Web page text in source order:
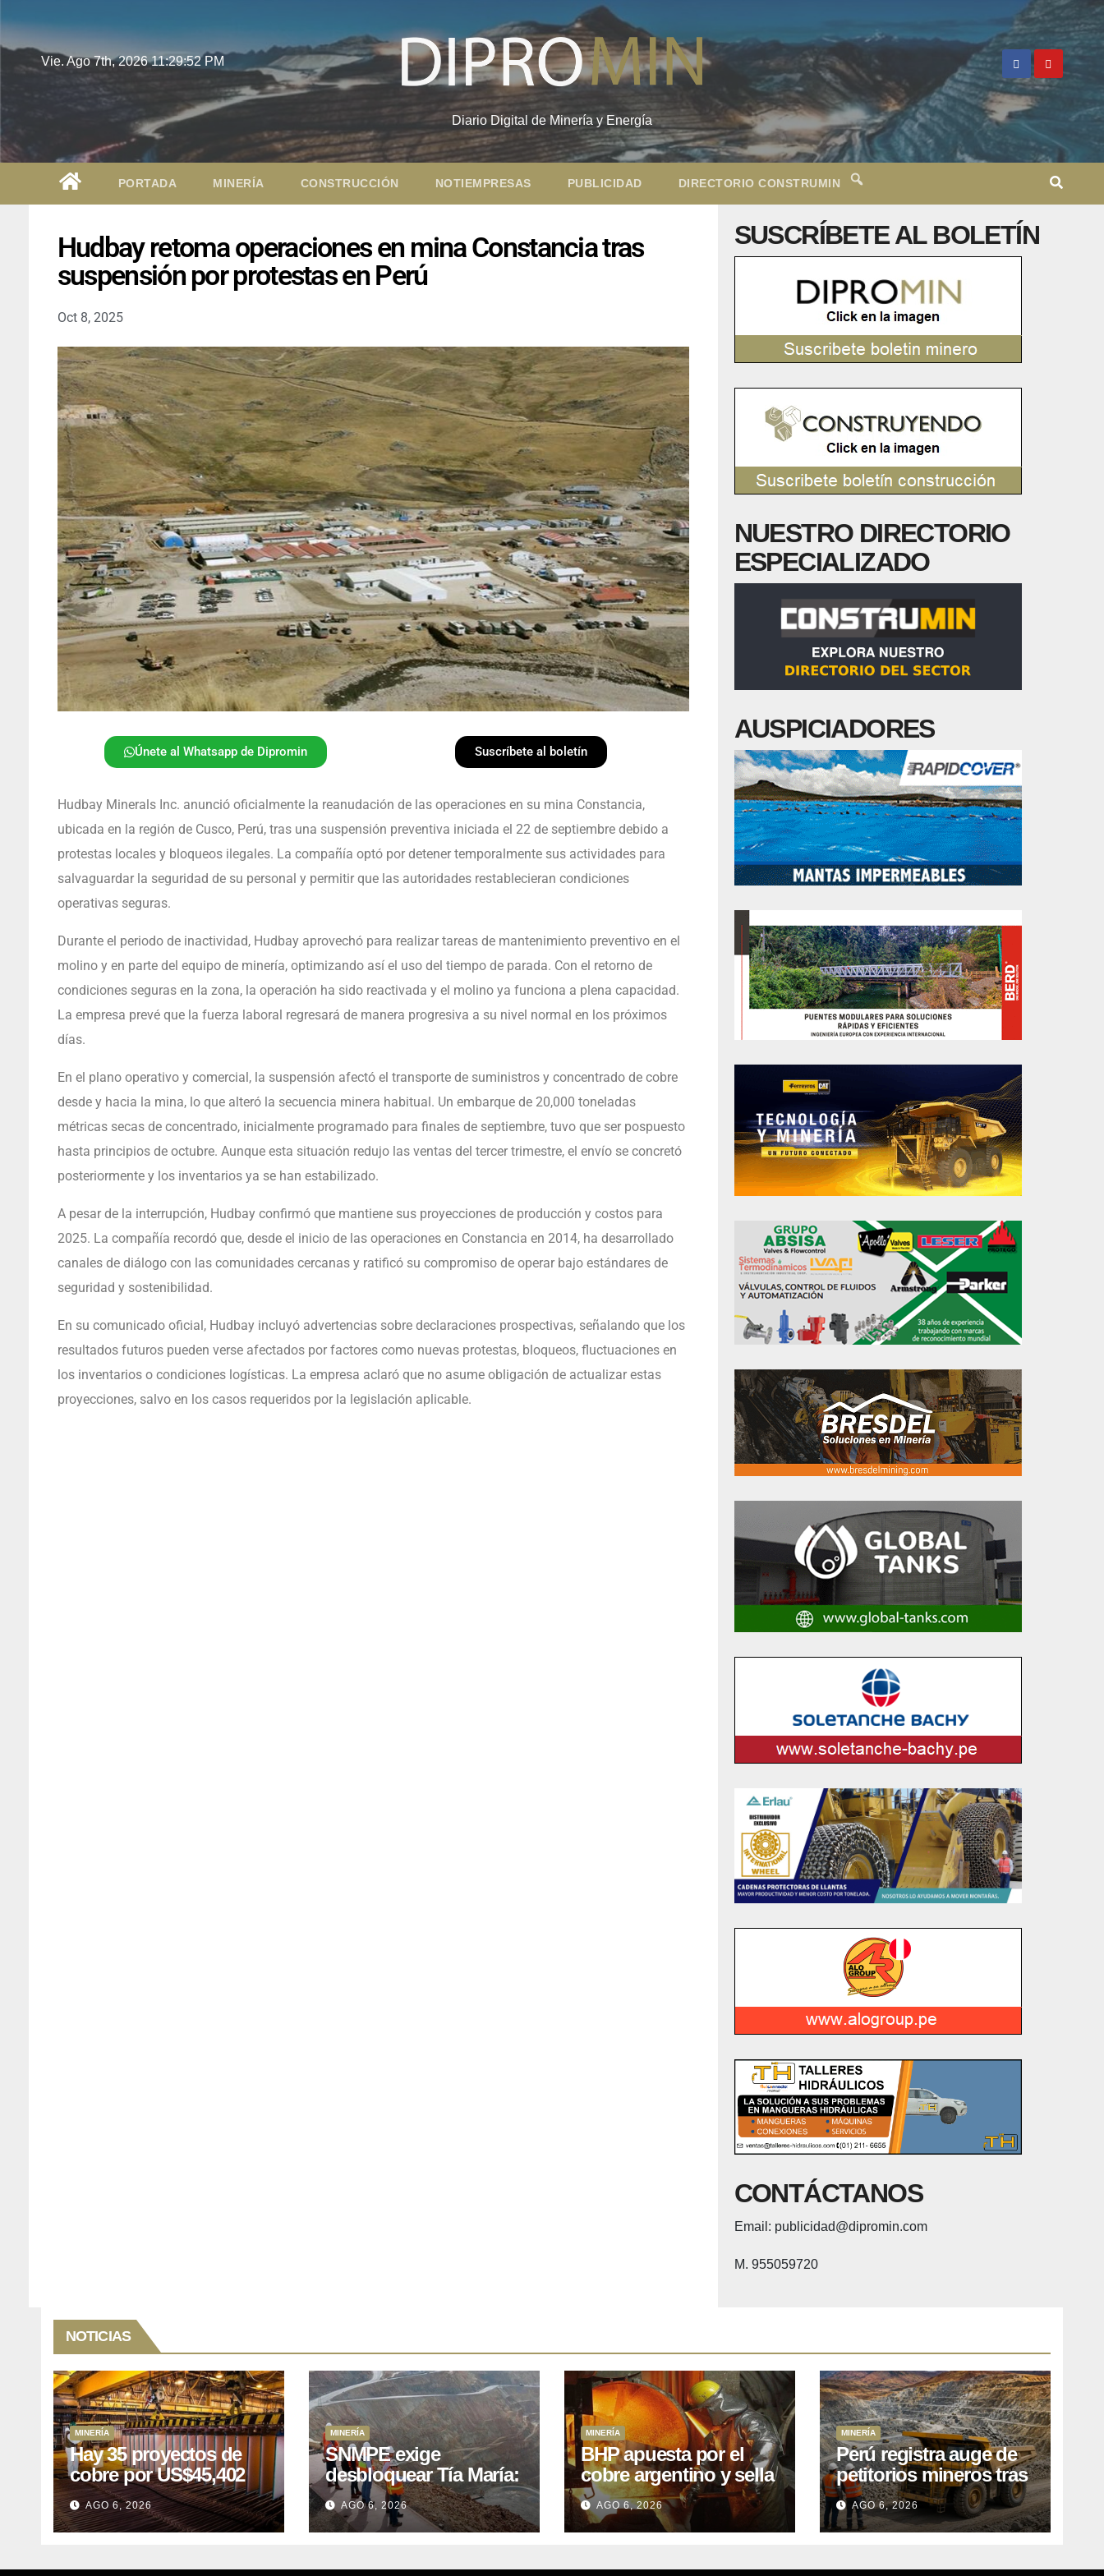
Vie. Ago 7th, 202611:29:53 PM
Diario Digital de Minería y Energía
PORTADA MINERÍA CONSTRUCCIÓN NOTIEMPRESAS PUBLICIDAD DIRECTORIO CONSTRUMIN
Hudbay retoma operaciones en mina Constancia tras
suspensión por protestas en Perú
Oct 8, 2025
Únete al Whatsapp de Dipromin Suscríbete al boletín
Hudbay Minerals Inc. anunció oficialmente la reanudación de las operaciones en su mina Constancia,
ubicada en la región de Cusco, Perú, tras una suspensión preventiva iniciada el 22 de septiembre debido a
protestas locales y bloqueos ilegales. La compañía optó por detener temporalmente sus actividades para
salvaguardar la seguridad de su personal y permitir que las autoridades restablecieran condiciones
operativas seguras.
Durante el periodo de inactividad, Hudbay aprovechó para realizar tareas de mantenimiento preventivo en el
molino y en parte del equipo de minería, optimizando así el uso del tiempo de parada. Con el retorno de
condiciones seguras en la zona, la operación ha sido reactivada y el molino ya funciona a plena capacidad.
La empresa prevé que la fuerza laboral regresará de manera progresiva a su nivel normal en los próximos
días.
En el plano operativo y comercial, la suspensión afectó el transporte de suministros y concentrado de cobre
desde y hacia la mina, lo que alteró la secuencia minera habitual. Un embarque de 20,000 toneladas
métricas secas de concentrado, inicialmente programado para finales de septiembre, tuvo que ser pospuesto
hasta principios de octubre. Aunque esta situación redujo las ventas del tercer trimestre, el envío se concretó
posteriormente y los inventarios ya se han estabilizado.
A pesar de la interrupción, Hudbay confirmó que mantiene sus proyecciones de producción y costos para
2025. La compañía recordó que, desde el inicio de las operaciones en Constancia en 2014, ha desarrollado
canales de diálogo con las comunidades cercanas y ratificó su compromiso de operar bajo estándares de
seguridad y sostenibilidad.
En su comunicado oficial, Hudbay incluyó advertencias sobre declaraciones prospectivas, señalando que los
resultados futuros pueden verse afectados por factores como nuevas protestas, bloqueos, fluctuaciones en
los inventarios o condiciones logísticas. La empresa aclaró que no asume obligación de actualizar estas
proyecciones, salvo en los casos requeridos por la legislación aplicable.
SUSCRÍBETE AL BOLETÍN
NUESTRO DIRECTORIO
ESPECIALIZADO
AUSPICIADORES
CONTÁCTANOS
Email: publicidad@dipromin.com
M. 955059720
NOTICIAS
MINERÍA
Hay 35 proyectos de
cobre por US$45,402
millones que Perú
puede aprovechar
AGO 6, 2026
MINERÍA
SNMPE exige
desbloquear Tía María:
el proyecto de
US$1.400M que Perú
lleva 15 años
AGO 6, 2026
MINERÍA
BHP apuesta por el
cobre argentino y sella
acuerdo con Kobrea
para siete proyecto
AGO 6, 2026
MINERÍA
Perú registra auge de
petitorios mineros tras
liberación de más de
mil concesiones para
explorar cobre y oro
AGO 6, 2026